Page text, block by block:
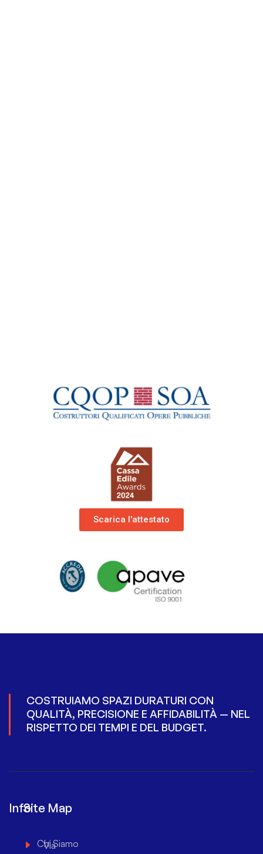
Scarica l'attestato
COSTRUIAMO SPAZI DURATURI CON
QUALITÀ, PRECISIONE E AFFIDABILITÀ — NEL
RISPETTO DEI TEMPI E DEL BUDGET.
Info
Via
Site Map
Chi Siamo